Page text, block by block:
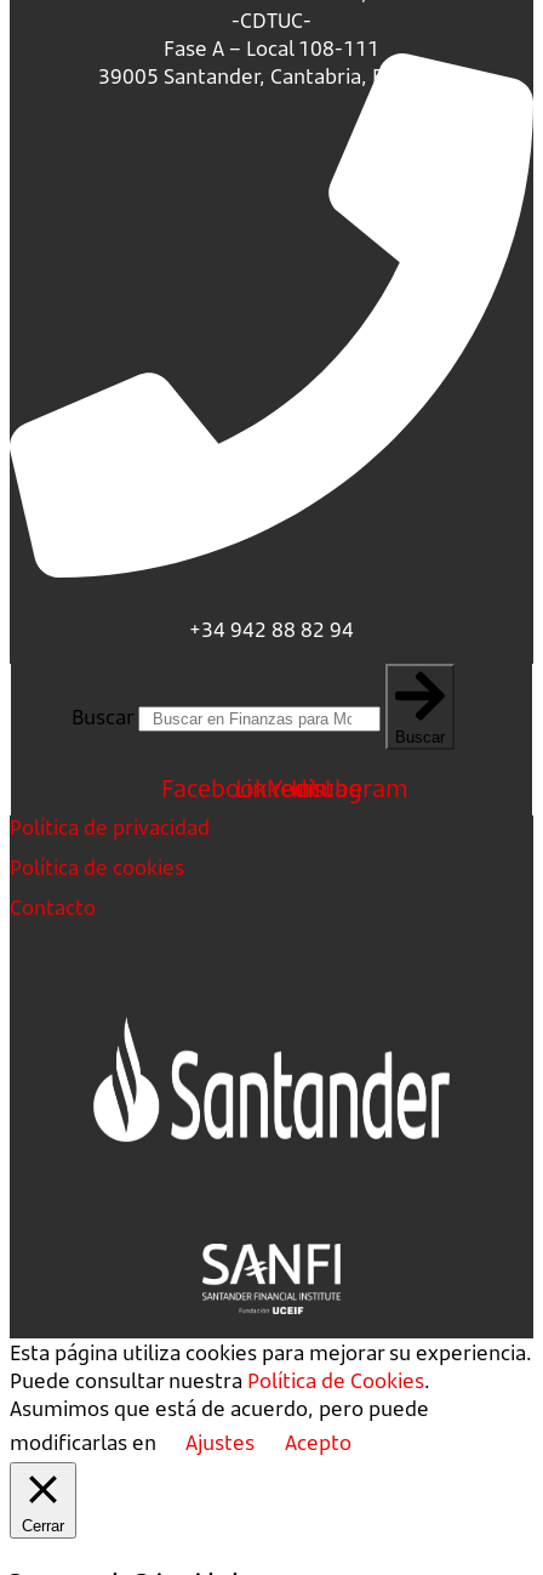
-CDTUC-
Fase A – Local 108-111
39005 Santander, Cantabria, España.
+34 942 88 82 94
Buscar
Buscar
FacebookLinkedin
Youtube
Instagram
Política de privacidad
Política de cookies
Contacto
Esta página utiliza cookies para mejorar su experiencia.
Puede consultar nuestra Política de Cookies.
Asumimos que está de acuerdo, pero puede
modificarlas en
Ajustes Acepto
Cerrar